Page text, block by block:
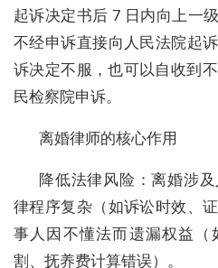
起诉决定书后 7 日内向上一
不经申诉直接向人民法院起
诉决定不服，也可以自收到
民检察院申诉。
离婚律师的核心作用
降低法律风险：离婚涉
律程序复杂（如诉讼时效、
事人因不懂法而遗漏权益
割、抚养费计算错误）。